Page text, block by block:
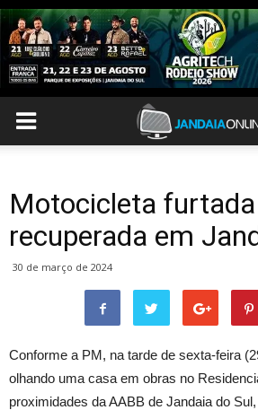
Motocicleta
recuperada em
30 de março de 2024
Conforme a PM, na tarde de sexta-feira
olhando uma casa em obras no
proximidades da AABB de Jandaia do